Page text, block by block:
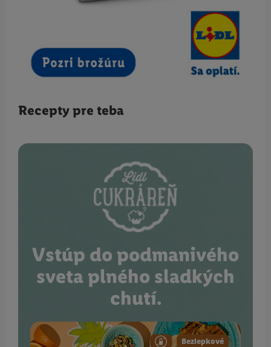
Recepty pre teba
Vstúp do podmanivého
sveta plného sladkých
chutí.
Bezlepkové